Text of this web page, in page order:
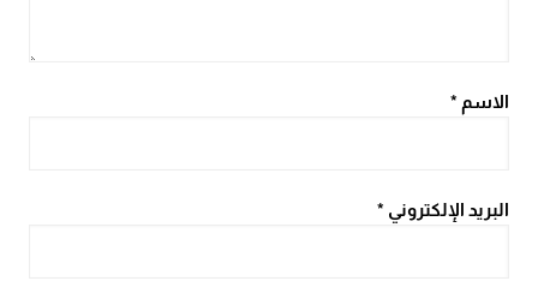
الاسم *
البريد الإلكتروني *